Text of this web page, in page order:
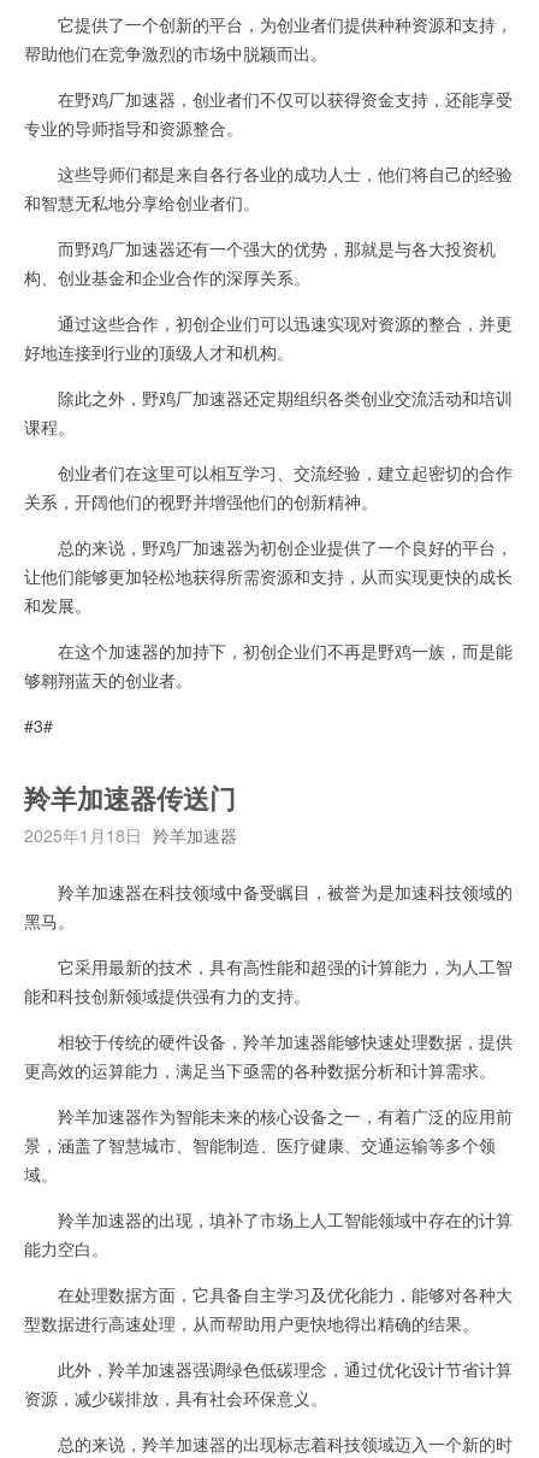
它提供了一个创新的平台，为创业者们提供种种资源和支持，
帮助他们在竞争激烈的市场中脱颖而出。
在野鸡厂加速器，创业者们不仅可以获得资金支持，还能享受
专业的导师指导和资源整合。
这些导师们都是来自各行各业的成功人士，他们将自己的经验
和智慧无私地分享给创业者们。
而野鸡厂加速器还有一个强大的优势，那就是与各大投资机
构、创业基金和企业合作的深厚关系。
通过这些合作，初创企业们可以迅速实现对资源的整合，并更
好地连接到行业的顶级人才和机构。
除此之外，野鸡厂加速器还定期组织各类创业交流活动和培训
课程。
创业者们在这里可以相互学习、交流经验，建立起密切的合作
关系，开阔他们的视野并增强他们的创新精神。
总的来说，野鸡厂加速器为初创企业提供了一个良好的平台，
让他们能够更加轻松地获得所需资源和支持，从而实现更快的成长
和发展。
在这个加速器的加持下，初创企业们不再是野鸡一族，而是能
够翱翔蓝天的创业者。
#3#
羚羊加速器传送门
2025年1月18日 羚羊加速器
羚羊加速器在科技领域中备受瞩目，被誉为是加速科技领域的
黑马。
它采用最新的技术，具有高性能和超强的计算能力，为人工智
能和科技创新领域提供强有力的支持。
相较于传统的硬件设备，羚羊加速器能够快速处理数据，提供
更高效的运算能力，满足当下亟需的各种数据分析和计算需求。
羚羊加速器作为智能未来的核心设备之一，有着广泛的应用前
景，涵盖了智慧城市、智能制造、医疗健康、交通运输等多个领
域。
羚羊加速器的出现，填补了市场上人工智能领域中存在的计算
能力空白。
在处理数据方面，它具备自主学习及优化能力，能够对各种大
型数据进行高速处理，从而帮助用户更快地得出精确的结果。
此外，羚羊加速器强调绿色低碳理念，通过优化设计节省计算
资源，减少碳排放，具有社会环保意义。
总的来说，羚羊加速器的出现标志着科技领域迈入一个新的时